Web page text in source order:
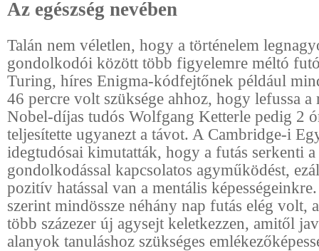
Az egészség nevében
Talán nem véletlen, hogy a történelem
gondolkodói között több figyelemre méltó
Turing, híres Enigma-kódfejtőnek például
46 percre volt szüksége ahhoz, hogy lefussa a
Nobel-díjas tudós Wolfgang Ketterle pedig 2
teljesítette ugyanezt a távot. A Cambridge-i
idegtudósai kimutatták, hogy a futás serkenti a
gondolkodással kapcsolatos agyműködést,
pozitív hatással van a mentális
szerint mindössze néhány nap futás elég volt,
több százezer új agysejt keletkezzen, amitől
alanyok tanuláshoz szükséges